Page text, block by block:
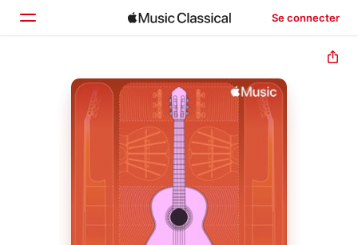
Se connecter
Accueil
Parcourir
Rechercher